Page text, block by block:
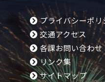
プライバシーポリ
交通アクセス
各課お問い合わせ
リンク集
サイトマップ